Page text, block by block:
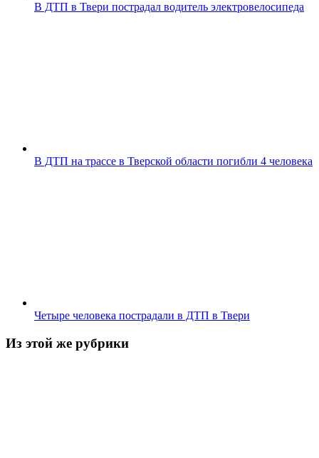
В ДТП в Твери пострадал водитель электровелосипеда
В ДТП на трассе в Тверской области погибли 4 человека
Четыре человека пострадали в ДТП в Твери
Из этой же рубрики